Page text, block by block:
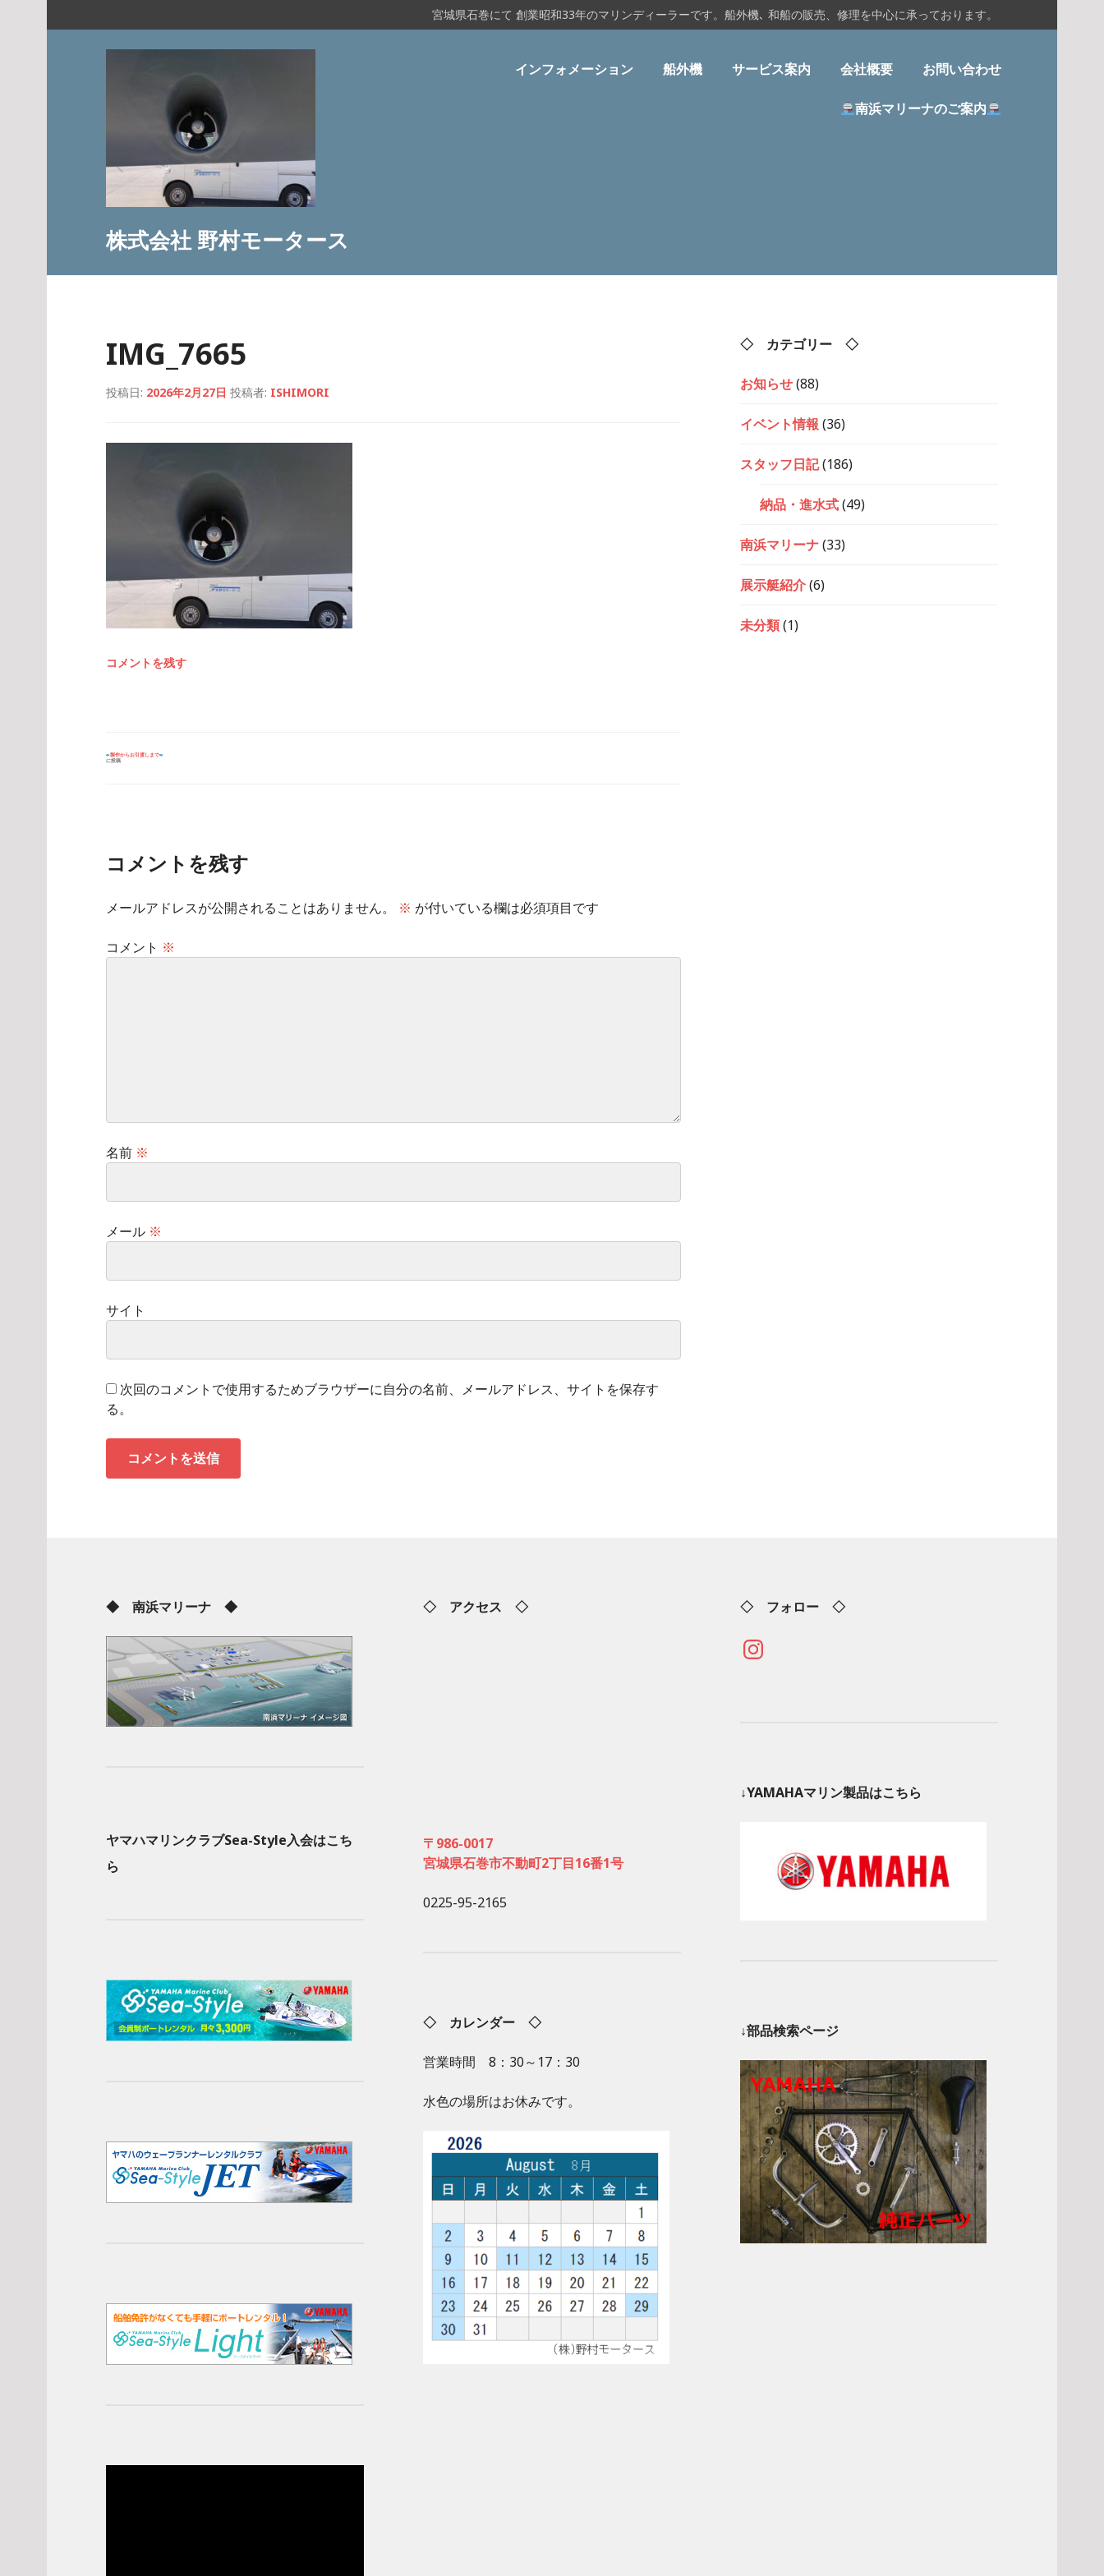
ン
宮城県石巻にて 創業昭和33年のマリンディーラーです。船外機､ 和船の販売、修理を中心に承っております。
株式会社 野村モータース
インフォメーション 船外機 サービス案内 会社概要 お問い合わせ
南浜マリーナのご案内
IMG_7665
投稿日: 2026年2月27日 投稿者: ISHIMORI
コメントを残す
投製作からお引渡しまで
に投稿
コメントを残す
メールアドレスが公開されることはありません。 ※ が付いている欄は必須項目です
コメント ※
名前 ※
メール ※
サイト
次回のコメントで使用するためブラウザーに自分の名前、メールアドレス、サイトを保存す
る。
◇ カテゴリー ◇
お知らせ(88)
イベント情報 (36)
スタッフ日記(186)
納品・進水式(49)
南浜マリーナ(33)
展示艇紹介(6)
未分類(1)
◆ 南浜マリーナ ◆
ヤマハマリンクラブSea-Style入会はこち
ら
◇ アクセス ◇
〒986-0017
宮城県石巻市不動町2丁目16番1号
0225-95-2165
◇ カレンダー ◇
営業時間 8：30～17：30
水色の場所はお休みです。
◇ フォロー ◇
Instagram
↓YAMAHAマリン製品はこちら
↓部品検索ページ